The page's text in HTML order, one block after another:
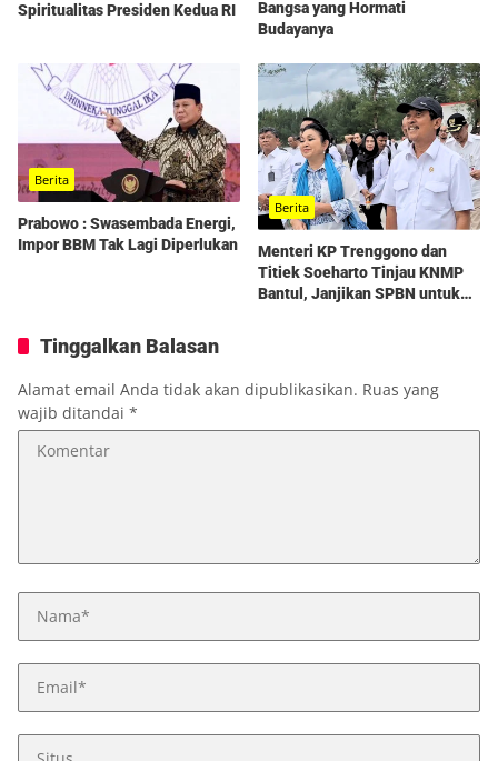
Spiritualitas Presiden Kedua RI
Bangsa yang Hormati
Budayanya
Berita
Prabowo : Swasembada Energi,
Impor BBM Tak Lagi Diperlukan
Berita
Menteri KP Trenggono dan
Titiek Soeharto Tinjau KNMP
Bantul, Janjikan SPBN untuk
Tinggalkan Balasan
Alamat email Anda tidak akan dipublikasikan. Ruas yang
wajib ditandai *